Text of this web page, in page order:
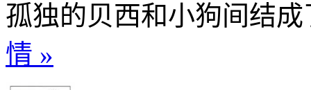
孤独的贝西和小狗间结
情 »